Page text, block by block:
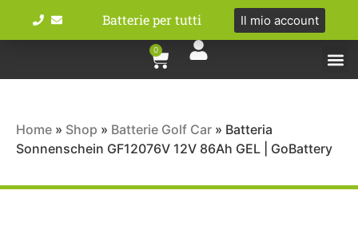
Batterie per tutti Il mio account
0
Home » Shop » Batterie Golf Car » Batteria
Sonnenschein GF12076V 12V 86Ah GEL | GoBattery